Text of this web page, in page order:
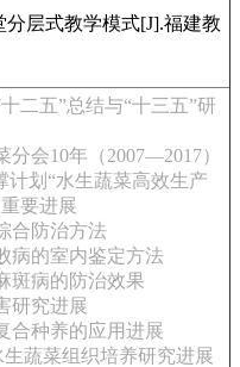
层式教学模式[J].福建教
二五”总结与“十三五”研
会10年（2007—2017）
计划“水生蔬菜高效生产
要进展
合防治方法
病的室内鉴定方法
斑病的防治效果
研究进展
合种养的应用进展
生蔬菜组织培养研究进展